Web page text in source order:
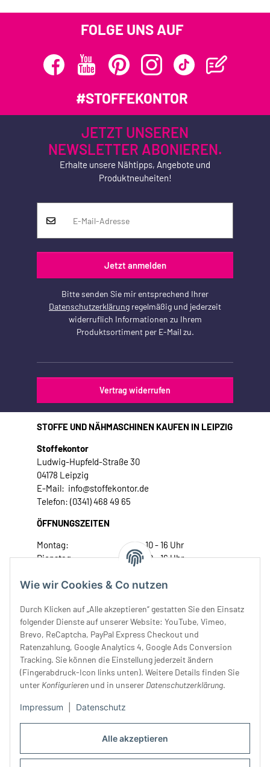
Alle akzeptieren
Wie wir Cookies & Co nutzen
Durch Klicken auf „Alle akzeptieren“ gestatten Sie den Einsatz
folgender Dienste auf unserer Website: YouTube, Vimeo,
Brevo, ReCaptcha, PayPal Express Checkout und
Ratenzahlung, Google Analytics 4, Google Ads Conversion
Tracking. Sie können die Einstellung jederzeit ändern
(Fingerabdruck-Icon links unten). Weitere Details finden Sie
unter Konfigurieren und in unserer Datenschutzerklärung.
Impressum Datenschutz
FOLGE UNS AUF
#STOFFEKONTOR
JETZT UNSEREN
NEWSLETTER ABONIEREN.
Erhalte unsere Nähtipps, Angebote und
Produktneuheiten!
Jetzt anmelden
Bitte senden Sie mir entsprechend Ihrer
Datenschutzerklärung regelmäßig und jederzeit
widerruflich Informationen zu Ihrem
Produktsortiment per E-Mail zu.
Vertrag widerrufen
STOFFE UND NÄHMASCHINEN KAUFEN IN LEIPZIG
Stoffekontor
Ludwig-Hupfeld-Straße 30
04178 Leipzig
E-Mail: info@stoffekontor.de
Telefon: (0341) 468 49 65
ÖFFNUNGSZEITEN
Montag:
10 - 16 Uhr
Dienstag:
10 - 16 Uhr
Donnerstag:
10 - 18 Uhr
Samstag:
10 - 14 Uhr
Unser Service
Rechtliches